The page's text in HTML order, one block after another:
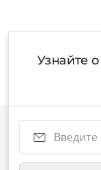
Узнайте